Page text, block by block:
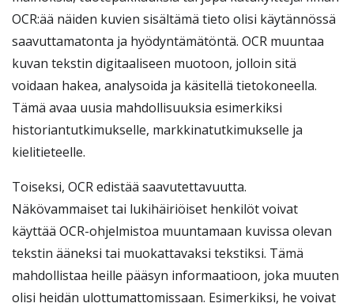
OCR:ää näiden kuvien sisältämä tieto olisi käytännössä
saavuttamatonta ja hyödyntämätöntä. OCR muuntaa
kuvan tekstin digitaaliseen muotoon, jolloin sitä
voidaan hakea, analysoida ja käsitellä tietokoneella.
Tämä avaa uusia mahdollisuuksia esimerkiksi
historiantutkimukselle, markkinatutkimukselle ja
kielitieteelle.
Toiseksi, OCR edistää saavutettavuutta.
Näkövammaiset tai lukihäiriöiset henkilöt voivat
käyttää OCR-ohjelmistoa muuntamaan kuvissa olevan
tekstin ääneksi tai muokattavaksi tekstiksi. Tämä
mahdollistaa heille pääsyn informaatioon, joka muuten
olisi heidän ulottumattomissaan. Esimerkiksi, he voivat